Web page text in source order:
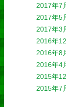
2017年7
2017年5
2017年3
2016年
2016年8
2016年4
2015年
2015年7